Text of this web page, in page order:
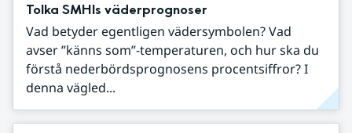
Tolka SMHIs väderprognoser
Vad betyder egentligen vädersymbolen? Vad
avser ”känns som”-temperaturen, och hur ska du
förstå nederbördsprognosens procentsiffror? I
denna vägled...